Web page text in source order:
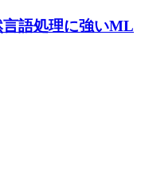
言語処理に強いML